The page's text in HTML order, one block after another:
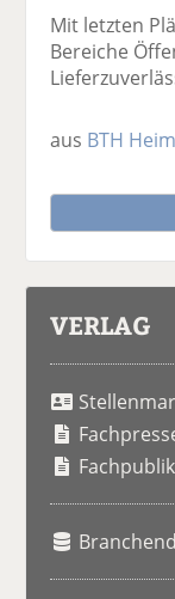
Mit letzten
Bereiche
aus BTH
VERLAG